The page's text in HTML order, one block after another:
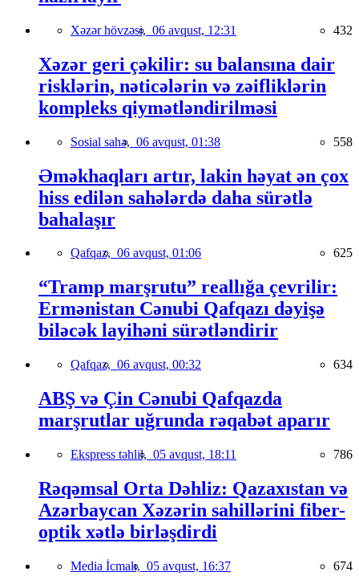
Xəzər hövzəsi, 06 avqust, 12:31 432
Xəzər geri çəkilir: su balansına dair
risklərin, nəticələrin və zəifliklərin
kompleks qiymətləndirilməsi
Sosial sahə, 06 avqust, 01:38 558
Əməkhaqları artır, lakin həyat ən çox
hiss edilən sahələrdə daha sürətlə
bahalaşır
Qafqaz, 06 avqust, 01:06 625
“Tramp marşrutu” reallığa çevrilir:
Ermənistan Cənubi Qafqazı dəyişə
biləcək layihəni sürətləndirir
Qafqaz, 06 avqust, 00:32 634
ABŞ və Çin Cənubi Qafqazda
marşrutlar uğrunda rəqabət aparır
Ekspress təhlil, 05 avqust, 18:11 786
Rəqəmsal Orta Dəhliz: Qazaxıstan və
Azərbaycan Xəzərin sahillərini fiber-
optik xətlə birləşdirdi
Media İcmalı, 05 avqust, 16:37 674